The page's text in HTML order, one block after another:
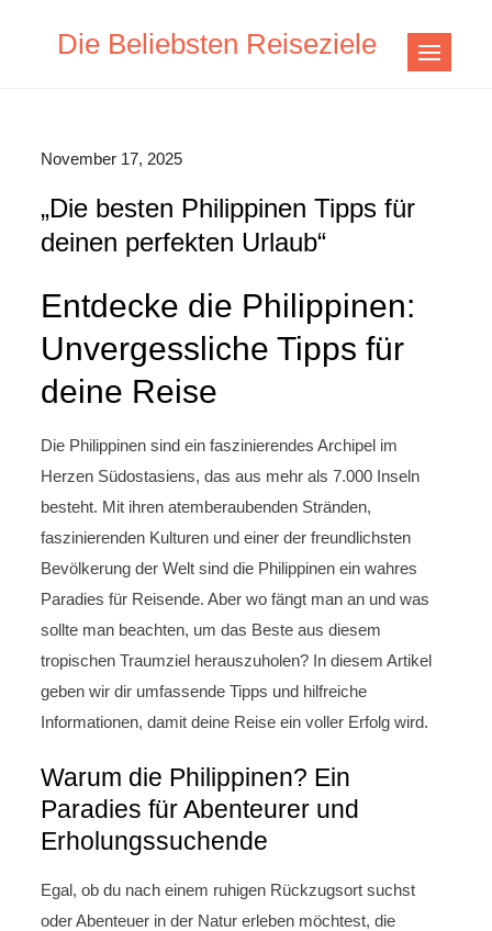
Die Beliebsten Reiseziele
November 17, 2025
„Die besten Philippinen Tipps für
deinen perfekten Urlaub“
Entdecke die Philippinen:
Unvergessliche Tipps für
deine Reise
Die Philippinen sind ein faszinierendes Archipel im
Herzen Südostasiens, das aus mehr als 7.000 Inseln
besteht. Mit ihren atemberaubenden Stränden,
faszinierenden Kulturen und einer der freundlichsten
Bevölkerung der Welt sind die Philippinen ein wahres
Paradies für Reisende. Aber wo fängt man an und was
sollte man beachten, um das Beste aus diesem
tropischen Traumziel herauszuholen? In diesem Artikel
geben wir dir umfassende Tipps und hilfreiche
Informationen, damit deine Reise ein voller Erfolg wird.
Warum die Philippinen? Ein
Paradies für Abenteurer und
Erholungssuchende
Egal, ob du nach einem ruhigen Rückzugsort suchst
oder Abenteuer in der Natur erleben möchtest, die